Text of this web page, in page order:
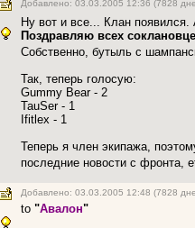
Добавлено: 03.03.2005 12:36 (7828
Ну вот и все... Клан появился.
Поздравляю всех
Собственно, бутыль с
Так, теперь голосую:
Gummy Bear - 2
TauSer - 1
Ifitlex - 1
Теперь я член экипажа,
последние новости с фронта,
Добавлено: 03.03.2005 12:48 (7828
to "Авалон"